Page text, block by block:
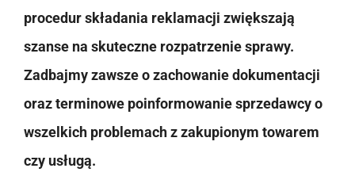
procedur składania reklamacji zwiększają
szanse na skuteczne rozpatrzenie sprawy.
Zadbajmy zawsze o zachowanie dokumentacji
oraz terminowe poinformowanie sprzedawcy o
wszelkich problemach z zakupionym towarem
czy usługą.